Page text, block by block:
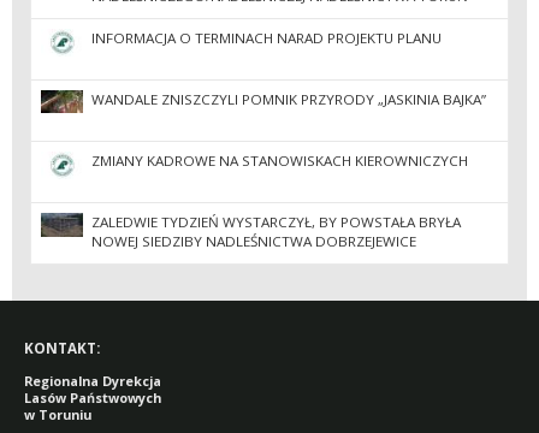
INFORMACJA O TERMINACH NARAD PROJEKTU PLANU
WANDALE ZNISZCZYLI POMNIK PRZYRODY „JASKINIA BAJKA”
ZMIANY KADROWE NA STANOWISKACH KIEROWNICZYCH
ZALEDWIE TYDZIEŃ WYSTARCZYŁ, BY POWSTAŁA BRYŁA
NOWEJ SIEDZIBY NADLEŚNICTWA DOBRZEJEWICE
KONTAKT:
Regionalna Dyrekcja
Lasów Państwowych
w Toruniu